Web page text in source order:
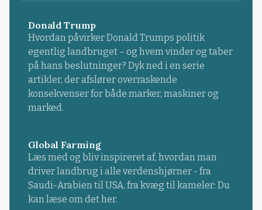
Donald Trump
Hvordan påvirker Donald Trumps politik
egentlig landbruget – og hvem vinder og taber
på hans beslutninger? Dyk ned i en serie
artikler, der afslører overraskende
konsekvenser for både marker, maskiner og
marked.
Global Farming
Læs med og bliv inspireret af, hvordan man
driver landbrug i alle verdenshjørner - fra
Saudi-Arabien til USA, fra kvæg til kameler: Du
kan læse om det her.